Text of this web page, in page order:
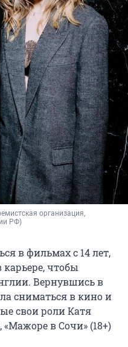
организация,
РФ)
в фильмах с 14 лет,
карьере, чтобы
Вернувшись в
сниматься в кино и
свои роли Катя
«Мажоре в Сочи» (18+)